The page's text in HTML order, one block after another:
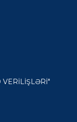
VERİLİŞLƏRİ"